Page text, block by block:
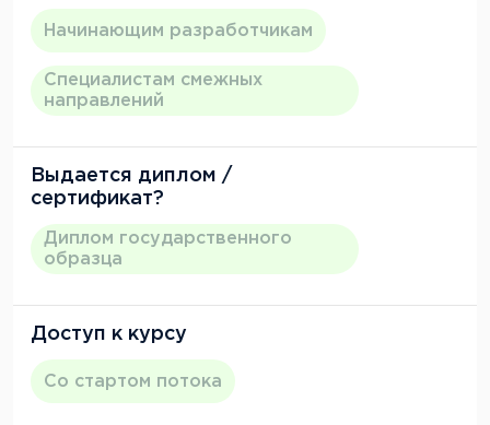
Начинающим разработчикам
Специалистам смежных
направлений
Выдается диплом /
сертификат?
Диплом государственного
образца
Доступ к курсу
Со стартом потока